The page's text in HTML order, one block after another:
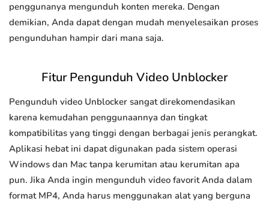
penggunanya mengunduh konten mereka. Dengan
demikian, Anda dapat dengan mudah menyelesaikan proses
pengunduhan hampir dari mana saja.
Fitur Pengunduh Video Unblocker
Pengunduh video Unblocker sangat direkomendasikan
karena kemudahan penggunaannya dan tingkat
kompatibilitas yang tinggi dengan berbagai jenis perangkat.
Aplikasi hebat ini dapat digunakan pada sistem operasi
Windows dan Mac tanpa kerumitan atau kerumitan apa
pun. Jika Anda ingin mengunduh video favorit Anda dalam
format MP4, Anda harus menggunakan alat yang berguna